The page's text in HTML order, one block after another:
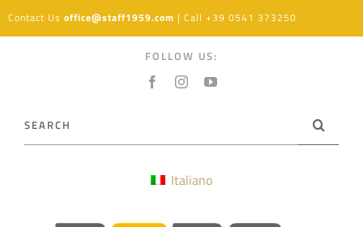
Skip
to
Contact Us office@staff1959.com | Call +39 0541 373250
FOLLOW US:
Italiano